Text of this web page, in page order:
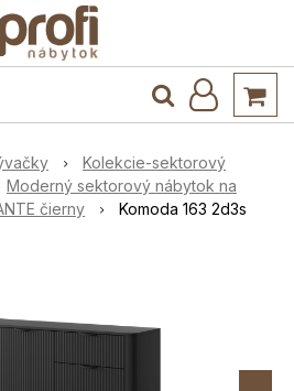
a jedáleň
Kolekcie-sektorový
Moderný sektorový nábytok na
čierny
Komoda 163 2d3s